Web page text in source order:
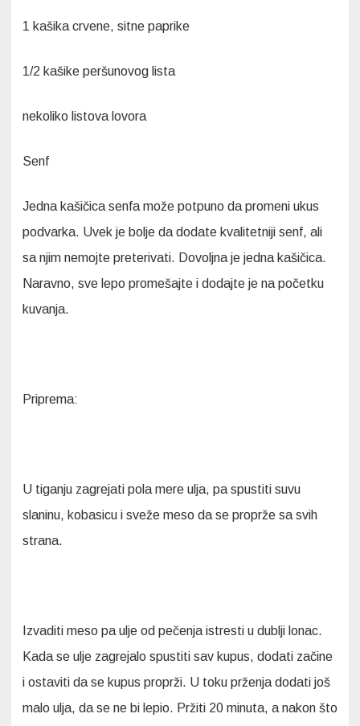
1 kašika crvene, sitne paprike
1/2 kašike peršunovog lista
nekoliko listova lovora
Senf
Jedna kašičica senfa može potpuno da promeni ukus
podvarka. Uvek je bolje da dodate kvalitetniji senf, ali
sa njim nemojte preterivati. Dovoljna je jedna kašičica.
Naravno, sve lepo promešajte i dodajte je na početku
kuvanja.
Priprema:
U tiganju zagrejati pola mere ulja, pa spustiti suvu
slaninu, kobasicu i sveže meso da se proprže sa svih
strana.
Izvaditi meso pa ulje od pečenja istresti u dublji lonac.
Kada se ulje zagrejalo spustiti sav kupus, dodati začine
i ostaviti da se kupus proprži. U toku prženja dodati još
malo ulja, da se ne bi lepio. Pržiti 20 minuta, a nakon što